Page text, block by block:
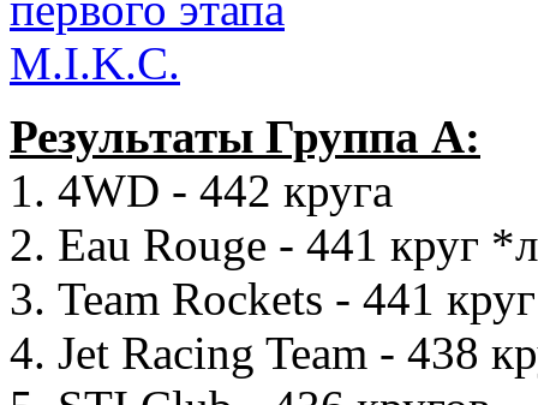
Результаты Группа А:
1. 4WD - 442 круга
2. Eau Rouge - 441 круг
3. Team Rockets - 441
4. Jet Racing Team - 438